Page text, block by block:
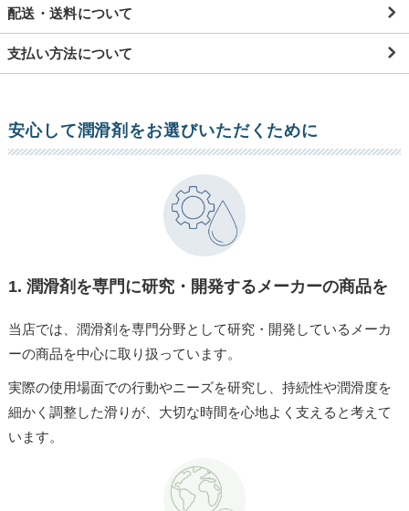
配送・送料について
支払い方法について
安心して潤滑剤をお選びいただくために
1. 潤滑剤を専門に研究・開発するメーカーの商品を
当店では、潤滑剤を専門分野として研究・開発しているメーカ
ーの商品を中心に取り扱っています。
実際の使用場面での行動やニーズを研究し、持続性や潤滑度を
細かく調整した滑りが、大切な時間を心地よく支えると考えて
います。